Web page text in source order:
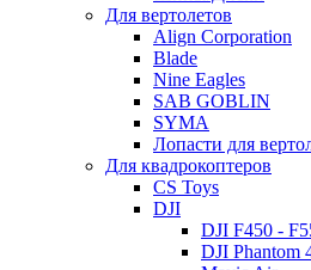
Для вертолетов
Align Corporation
Blade
Nine Eagles
SAB GOBLIN
SYMA
Лопасти для
Для квадрокоптеров
CS Toys
DJI
DJI F450 -
DJI Phantom